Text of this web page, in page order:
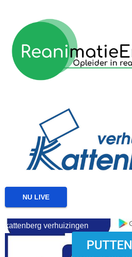
reanimatie ermelo
download onzze App
kattenberg verhuizingen
NU LIVE
PUTTEN